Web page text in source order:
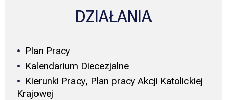
DZIAŁANIA
Plan Pracy
Kalendarium Diecezjalne
Kierunki Pracy, Plan pracy Akcji Katolickiej
Krajowej